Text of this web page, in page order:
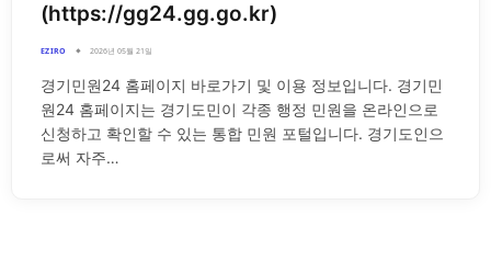
(https://gg24.gg.go.kr)
EZIRO 2026년 05월 21일
경기민원24 홈페이지 바로가기 및 이용 정보입니다. 경기민
원24 홈페이지는 경기도민이 각종 행정 민원을 온라인으로
신청하고 확인할 수 있는 통합 민원 포털입니다. 경기도인으
로써 자주…